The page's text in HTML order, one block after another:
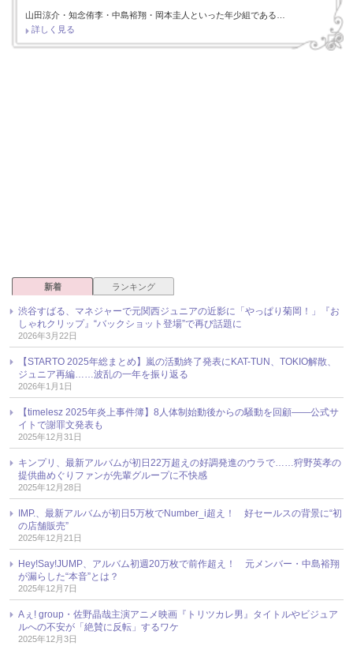
山田涼介・知念侑李・中島裕翔・岡本圭人といった年少組である…
詳しく見る
新着 ランキング
渋谷すばる、マネジャーで元関西ジュニアの近影に「やっぱり菊岡！」『お
しゃれクリップ』“バックショット登場”で再び話題に
2026年3月22日
【STARTO 2025年総まとめ】嵐の活動終了発表にKAT-TUN、TOKIO解散、
ジュニア再編……波乱の一年を振り返る
2026年1月1日
【timelesz 2025年炎上事件簿】8人体制始動後からの騒動を回顧――公式サ
イトで謝罪文発表も
2025年12月31日
キンプリ、最新アルバムが初日22万超えの好調発進のウラで……狩野英孝の
提供曲めぐりファンが先輩グループに不快感
2025年12月28日
IMP.、最新アルバムが初日5万枚でNumber_i超え！ 好セールスの背景に“初
の店舗販売”
2025年12月21日
Hey!Say!JUMP、アルバム初週20万枚で前作超え！ 元メンバー・中島裕翔
が漏らした“本音”とは？
2025年12月7日
Aぇ! group・佐野晶哉主演アニメ映画『トリツカレ男』タイトルやビジュア
ルへの不安が「絶賛に反転」するワケ
2025年12月3日